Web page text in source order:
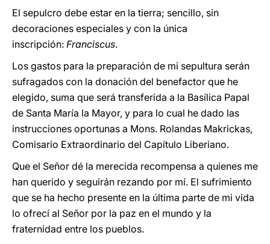
El sepulcro debe estar en la tierra; sencillo, sin
decoraciones especiales y con la única
inscripción: Franciscus.
Los gastos para la preparación de mi sepultura serán
sufragados con la donación del benefactor que he
elegido, suma que será transferida a la Basílica Papal
de Santa María la Mayor, y para lo cual he dado las
instrucciones oportunas a Mons. Rolandas Makrickas,
Comisario Extraordinario del Capítulo Liberiano.
Que el Señor dé la merecida recompensa a quienes me
han querido y seguirán rezando por mí. El sufrimiento
que se ha hecho presente en la última parte de mi vida
lo ofrecí al Señor por la paz en el mundo y la
fraternidad entre los pueblos.